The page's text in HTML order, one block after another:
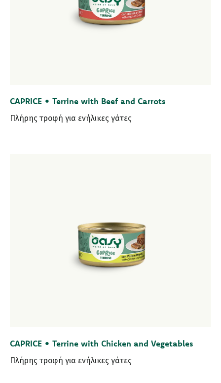
CAPRICE • Terrine with Beef and Carrots
Πλήρης τροφή για ενήλικες γάτες
CAPRICE • Terrine with Chicken and Vegetables
Πλήρης τροφή για ενήλικες γάτες